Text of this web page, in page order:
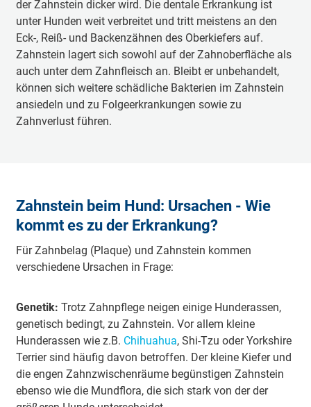
der Zahnstein dicker wird. Die dentale Erkrankung ist
unter Hunden weit verbreitet und tritt meistens an den
Eck-, Reiß- und Backenzähnen des Oberkiefers auf.
Zahnstein lagert sich sowohl auf der Zahnoberfläche als
auch unter dem Zahnfleisch an. Bleibt er unbehandelt,
können sich weitere schädliche Bakterien im Zahnstein
ansiedeln und zu Folgeerkrankungen sowie zu
Zahnverlust führen.
Zahnstein beim Hund: Ursachen - Wie
kommt es zu der Erkrankung?
Für Zahnbelag (Plaque) und Zahnstein kommen
verschiedene Ursachen in Frage:
Genetik: Trotz Zahnpflege neigen einige Hunderassen,
genetisch bedingt, zu Zahnstein. Vor allem kleine
Hunderassen wie z.B. Chihuahua, Shi-Tzu oder Yorkshire
Terrier sind häufig davon betroffen. Der kleine Kiefer und
die engen Zahnzwischenräume begünstigen Zahnstein
ebenso wie die Mundflora, die sich stark von der der